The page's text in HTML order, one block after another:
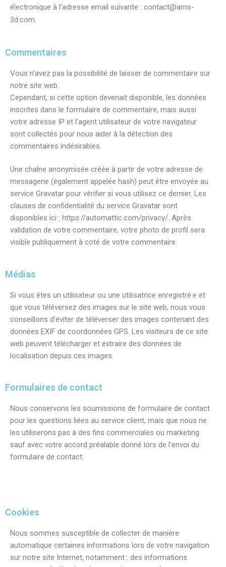
électronique à l’adresse email suivante : contact@ams-
3d.com.
Commentaires
Vous n’avez pas la possibilité de laisser de commentaire sur
notre site web.
Cependant, si cette option devenait disponible, les données
inscrites dans le formulaire de commentaire, mais aussi
votre adresse IP et l’agent utilisateur de votre navigateur
sont collectés pour nous aider à la détection des
commentaires indésirables.
Une chaîne anonymisée créée à partir de votre adresse de
messagerie (également appelée hash) peut être envoyée au
service Gravatar pour vérifier si vous utilisez ce dernier. Les
clauses de confidentialité du service Gravatar sont
disponibles ici : https://automattic.com/privacy/. Après
validation de votre commentaire, votre photo de profil sera
visible publiquement à coté de votre commentaire.
Médias
Si vous êtes un utilisateur ou une utilisatrice enregistré·e et
que vous téléversez des images sur le site web, nous vous
conseillons d’éviter de téléverser des images contenant des
données EXIF de coordonnées GPS. Les visiteurs de ce site
web peuvent télécharger et extraire des données de
localisation depuis ces images.
Formulaires de contact
Nous conservons les soumissions de formulaire de contact
pour les questions liées au service client, mais que nous ne
les utiliserons pas à des fins commerciales ou marketing
sauf avec votre accord préalable donné lors de l’envoi du
formulaire de contact.
Cookies
Nous sommes susceptible de collecter de manière
automatique certaines informations lors de votre navigation
sur notre site Internet, notamment : des informations